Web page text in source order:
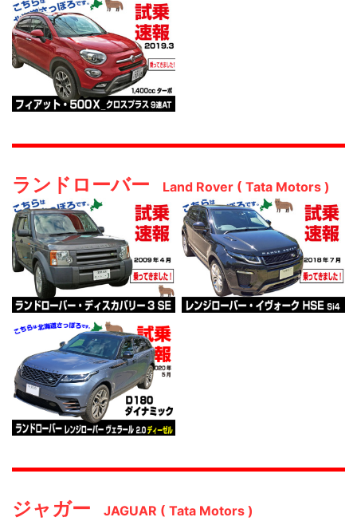
ランドローバー Land Rover ( Tata Motors )
ジャガー JAGUAR ( Tata Motors )